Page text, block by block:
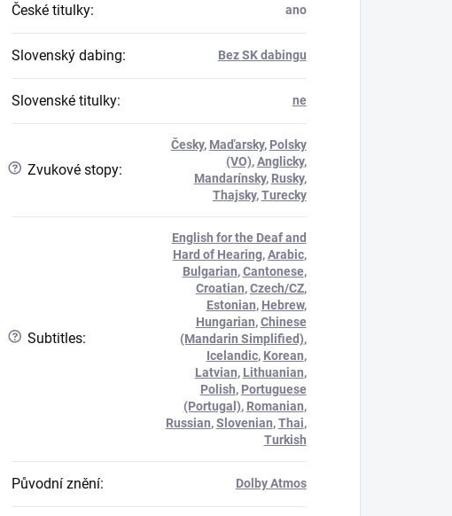
České titulky: ano
Slovenský dabing: Bez SK dabingu
Slovenské titulky: ne
? Zvukové stopy:
Česky, Maďarsky, Polsky
(VO),Anglicky,
Mandarínsky, Rusky,
Thajsky,Turecky
? Subtitles:
English for the Deaf and
Hard of Hearing,Arabic,
Bulgarian,Cantonese,
Croatian,Czech/CZ,
Estonian, Hebrew,
Hungarian,Chinese
(Mandarin Simplified),
Icelandic, Korean,
Latvian, Lithuanian,
Polish, Portuguese
(Portugal), Romanian,
Russian,Slovenian,Thai,
Turkish
Původní znění: Dolby Atmos